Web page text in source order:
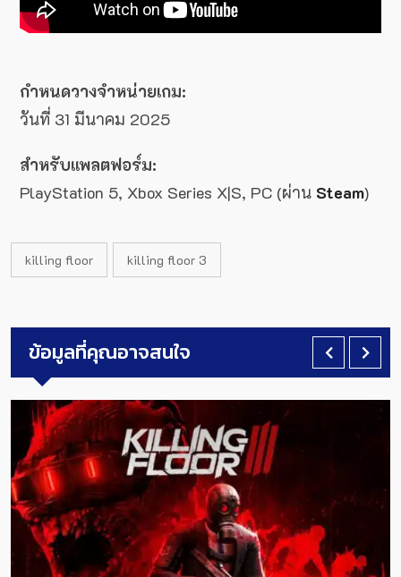
กำหนดวางจำหน่ายเกม:
วันที่ 31 มีนาคม 2025
สำหรับแพลตฟอร์ม:
PlayStation 5, Xbox Series X|S, PC (ผ่าน Steam)
killing floor killing floor 3
ข้อมูลที่คุณอาจสนใจ